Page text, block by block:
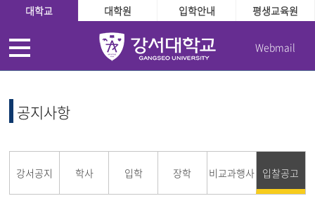
대학교 대학원 입학안내 평생교육원
Webmail
공지사항
강서공지 학사 입학 장학 비교과행사 입찰공고